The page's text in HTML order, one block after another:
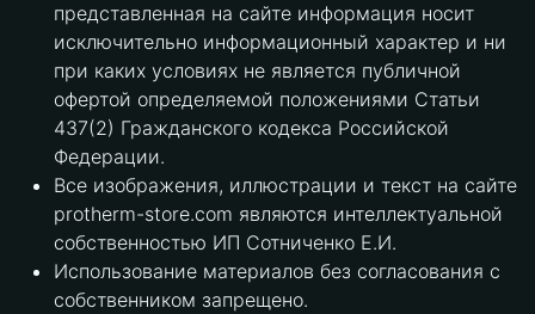
представленная на сайте информация носит
исключительно информационный характер и ни
при каких условиях не является публичной
офертой определяемой положениями Статьи
437(2) Гражданского кодекса Российской
Федерации.
Все изображения, иллюстрации и текст на сайте
protherm-store.com являются интеллектуальной
собственностью ИП Сотниченко Е.И.
Использование материалов без согласования с
собственником запрещено.